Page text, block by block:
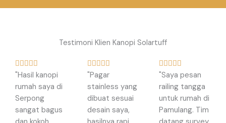
Testimoni Klien Kanopi Solartuff
    
a
t
e
d
5
"Hasil kanopi
rumah saya di
Serpong
sangat bagus
    R
a
t
e
d
5
"Pagar
stainless yang
dibuat sesuai
desain saya,
    
a
t
e
d
5
"Saya pesan
railing tangga
untuk rumah di
Pamulang. Tim